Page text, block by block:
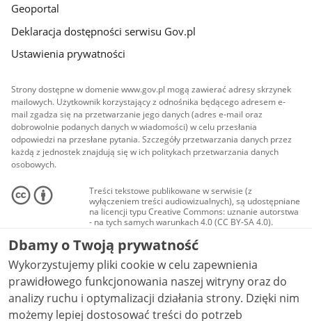
Geoportal
Deklaracja dostępności serwisu Gov.pl
Ustawienia prywatności
Strony dostępne w domenie www.gov.pl mogą zawierać adresy skrzynek
mailowych. Użytkownik korzystający z odnośnika będącego adresem e-
mail zgadza się na przetwarzanie jego danych (adres e-mail oraz
dobrowolnie podanych danych w wiadomości) w celu przesłania
odpowiedzi na przesłane pytania. Szczegóły przetwarzania danych przez
każdą z jednostek znajdują się w ich politykach przetwarzania danych
osobowych.
Treści tekstowe publikowane w serwisie (z
wyłączeniem treści audiowizualnych), są udostępniane
na licencji typu Creative Commons: uznanie autorstwa
- na tych samych warunkach 4.0 (CC BY-SA 4.0).
Materiały audiowizualne, w tym zdjęcia, materiały
audio i wideo, są udostępniane na licencji typu
Creative Commons: uznanie autorstwa użycie
niekomercyjne - bez utworów zależnych 4.0 (CC BY-
NC-ND 4.0), o ile nie jest to stwierdzone inaczej.
Dbamy o Twoją prywatność
Wykorzystujemy pliki cookie w celu zapewnienia
prawidłowego funkcjonowania naszej witryny oraz do
analizy ruchu i optymalizacji działania strony. Dzięki nim
możemy lepiej dostosować treści do potrzeb